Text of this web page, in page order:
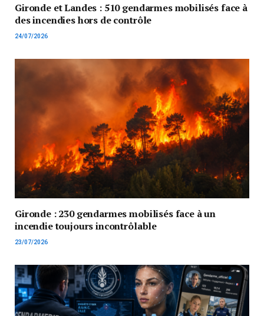
Gironde et Landes : 510 gendarmes mobilisés face à
des incendies hors de contrôle
24/07/2026
Gironde : 230 gendarmes mobilisés face à un
incendie toujours incontrôlable
23/07/2026